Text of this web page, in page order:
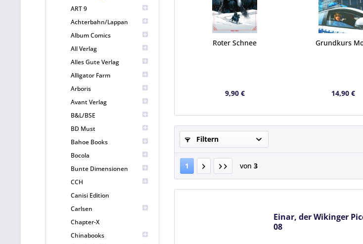
ART 9
Achterbahn/Lappan
Album Comics
All Verlag
Alles Gute Verlag
Alligator Farm
Arboris
Avant Verlag
B&L/BSE
BD Must
Bahoe Books
Bocola
Bunte Dimensionen
CCH
Canisi Edition
Carlsen
Chapter-X
Chinabooks
Roter Schnee
9,90 €
Grundkurs
14,90 €
Filtern
1 von 3
Einar, der Wikinger
08